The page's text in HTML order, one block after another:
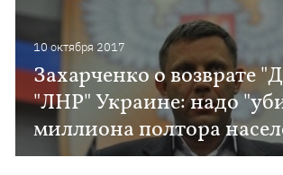
10 октября 2017
Захарченко о возврате
"ЛНР" Украине: надо
миллиона полтора